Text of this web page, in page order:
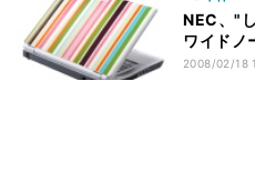
NEC、"
ワイドノ
2008/02/18